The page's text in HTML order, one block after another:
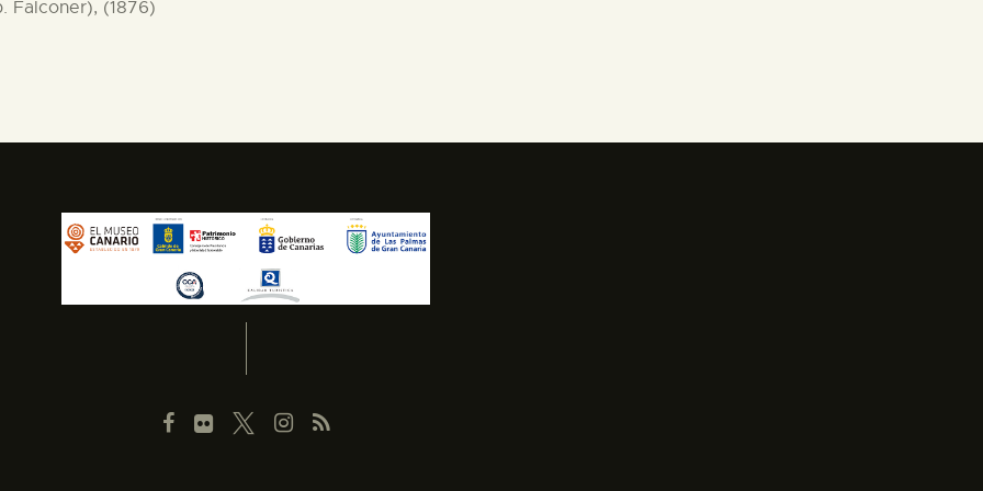
Falconer), (1876)